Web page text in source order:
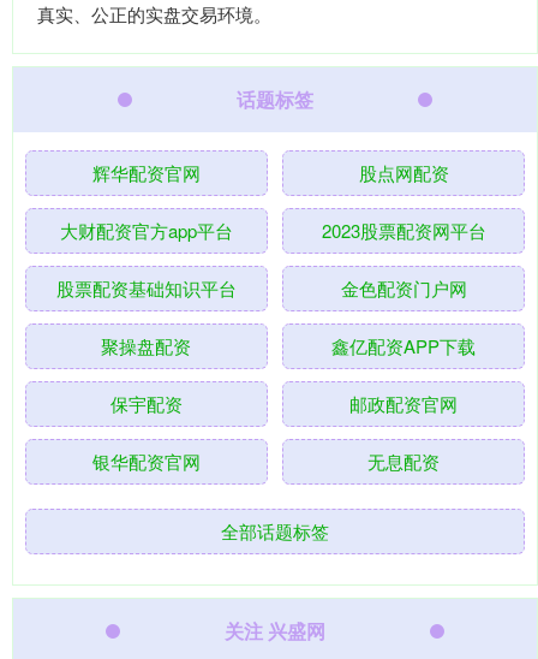
真实、公正的实盘交易环境。
话题标签
辉华配资官网 股点网配资
大财配资官方app平台 2023股票配资网平台
股票配资基础知识平台 金色配资门户网
聚操盘配资 鑫亿配资APP下载
保宇配资 邮政配资官网
银华配资官网 无息配资
全部话题标签
关注 兴盛网